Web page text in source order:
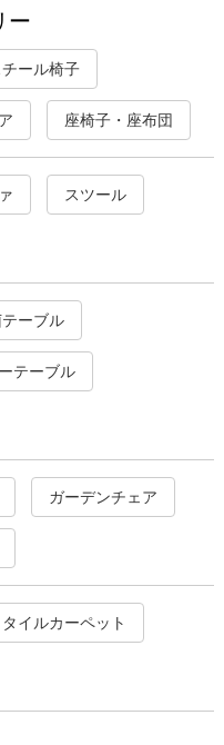
ー
チール椅子
座椅子・座布団
スツール
ーブル
テーブル
ガーデンチェア
タイルカーペット